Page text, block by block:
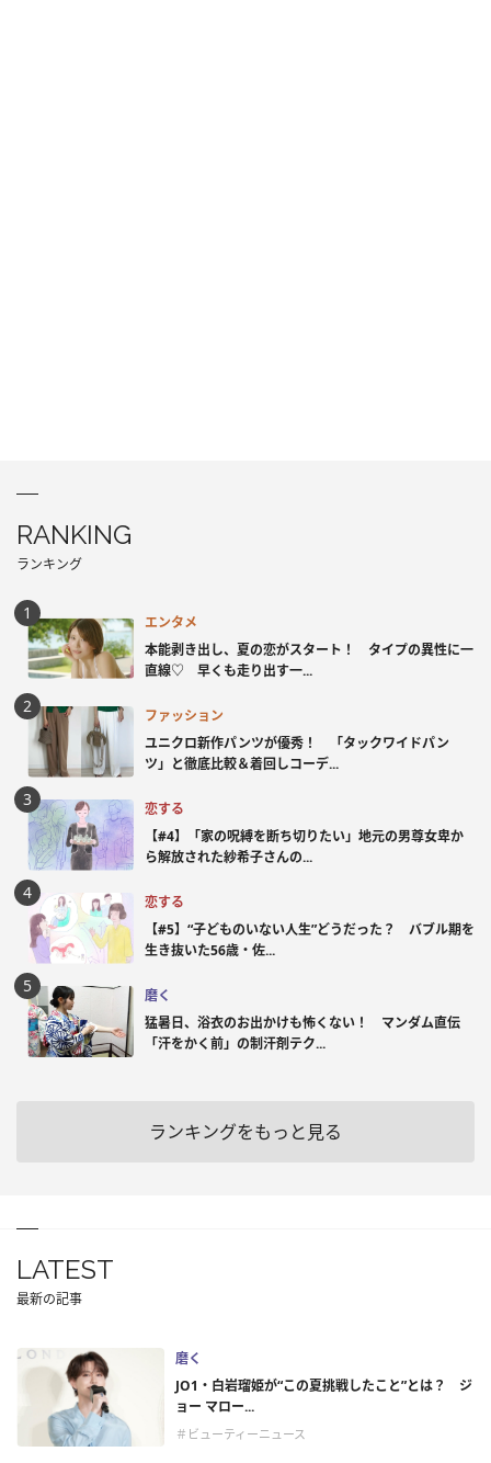
RANKING
ランキング
エンタメ
本能剥き出し、夏の恋がスタート！ タイプの異性に一
直線♡ 早くも走り出す一...
ファッション
ユニクロ新作パンツが優秀！ 「タックワイドパン
ツ」と徹底比較＆着回しコーデ...
恋する
【#4】「家の呪縛を断ち切りたい」地元の男尊女卑か
ら解放された紗希子さんの...
恋する
【#5】“子どものいない人生”どうだった？ バブル期を
生き抜いた56歳・佐...
磨く
猛暑日、浴衣のお出かけも怖くない！ マンダム直伝
「汗をかく前」の制汗剤テク...
ランキングをもっと見る
LATEST
最新の記事
磨く
JO1・白岩瑠姫が“この夏挑戦したこと”とは？ ジ
ョー マロー...
＃ビューティーニュース